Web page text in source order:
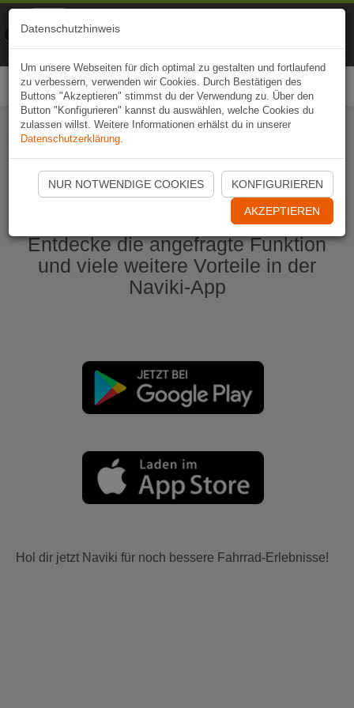
Naviki App jetzt öffnen
Entdecke die angefragte Funktion
und viele weitere Vorteile in der
Naviki-App
Hol dir jetzt Naviki für noch bessere Fahrrad-Erlebnisse!
Datenschutzhinweis
Um unsere Webseiten für dich optimal zu gestalten und fortlaufend
zu verbessern, verwenden wir Cookies. Durch Bestätigen des
Buttons "Akzeptieren" stimmst du der Verwendung zu. Über den
Button "Konfigurieren" kannst du auswählen, welche Cookies du
zulassen willst. Weitere Informationen erhälst du in unserer
Datenschutzerklärung.
NUR NOTWENDIGE COOKIES KONFIGURIEREN
AKZEPTIEREN
Naviki